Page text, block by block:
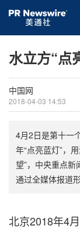
水立方“点
中国网
2018-04-03 14:53
4月2日是第十一
年“点亮蓝灯”，
望”，中央重点新
通过全媒体报道
北京2018年4